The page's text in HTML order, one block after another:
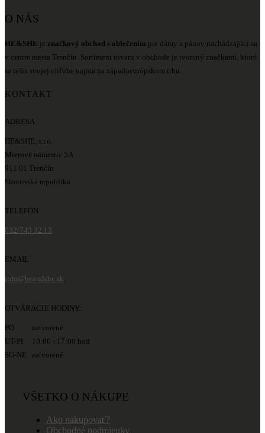
O NÁS
HE&SHE je značkový obchod s oblečením pre dámy a pánov nachádzajúci sa
v centre mesta Trenčín. Sortiment tovaru v obchode je tvorený značkami, ktoré
sa tešia svojej obľube najmä na západoeurópskom trhu.
KONTAKT
ADRESA
HE&SHE, s.r.o.
Mierové námestie 5A
911 01 Trenčín
Slovenská republika
TELEFÓN
032/743 32 13
EMAIL
info@heandshe.sk
OTVÁRACIE HODINY:
PO zatvorené
UT-PI 10:00 - 17:00 hod
SO-NE zatvorené
VŠETKO O NÁKUPE
Ako nakupovať?
Obchodné podmienky